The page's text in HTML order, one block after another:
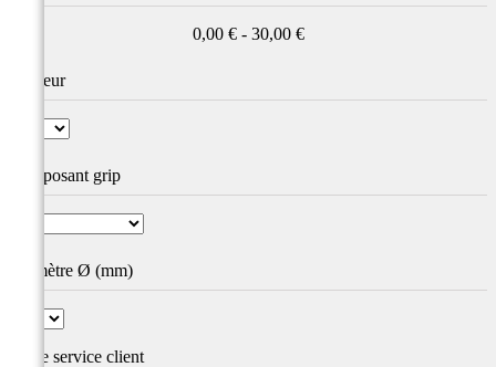
0,00 € - 30,00 €
Couleur
Composant grip
Diamètre Ø (mm)
Notre service client